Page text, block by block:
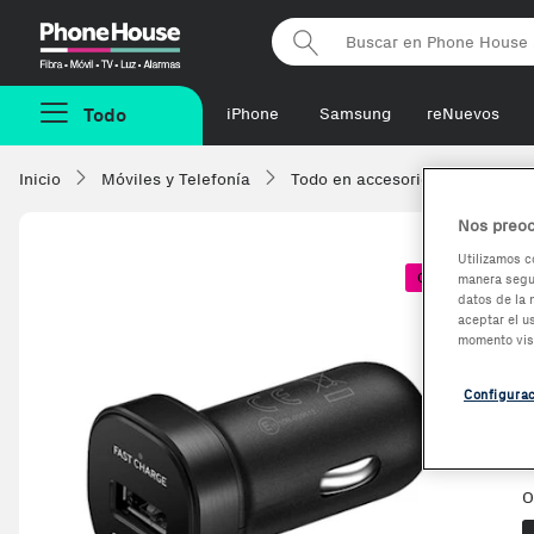
Phonehouse
Todo iPhone Samsung reNuevos
Inicio Móviles y Telefonía Todo en accesorios
Coste + 1€
Nos
Utilizamos
manera
datos de la
aceptar el
momento